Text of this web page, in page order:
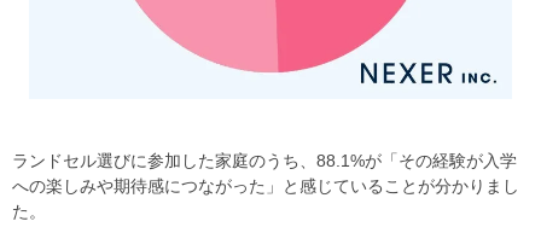
ランドセル選びに参加した家庭のうち、88.1%が「その経験が入学
への楽しみや期待感につながった」と感じていることが分かりまし
た。